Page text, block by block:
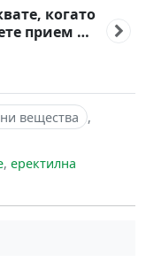
когато
прием на
вещества
,
, еректилна